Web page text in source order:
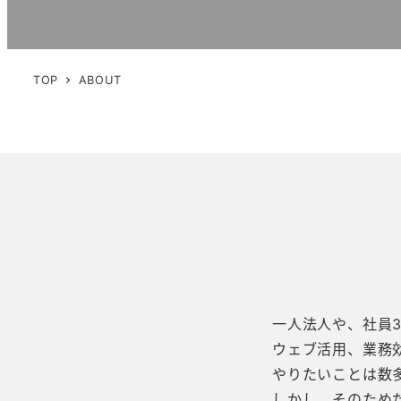
TOP ABOUT
一人法人や、社員
ウェブ活用、業務
やりたいことは数